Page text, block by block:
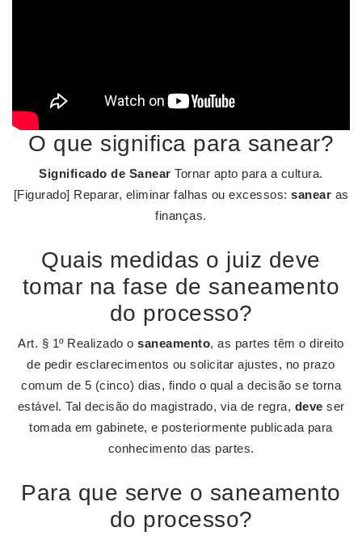
O que significa para sanear?
Significado de Sanear Tornar apto para a cultura.
[Figurado] Reparar, eliminar falhas ou excessos: sanear as
finanças.
Quais medidas o juiz deve
tomar na fase de saneamento
do processo?
Art. § 1º Realizado osaneamento, as partes têm o direito
de pedir esclarecimentos ou solicitar ajustes, no prazo
comum de 5 (cinco) dias, findo o qual a decisão se torna
estável. Tal decisão do magistrado, via de regra, deve ser
tomada em gabinete, e posteriormente publicada para
conhecimento das partes.
Para que serve o saneamento
do processo?